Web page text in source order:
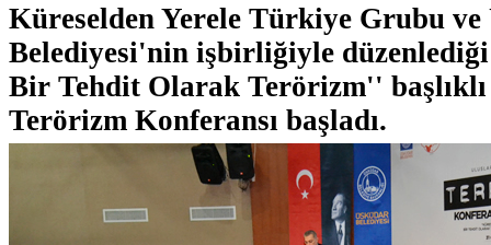
Küreselden Yerele Türkiye Grubu
Belediyesi'nin işbirliğiyle
Bir Tehdit Olarak Terörizm''
Terörizm Konferansı başladı.